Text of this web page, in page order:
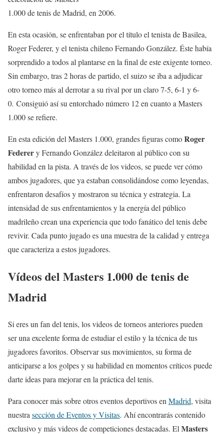
1.000 de tenis de Madrid, en 2006.
En esta ocasión, se enfrentaban por el título el tenista de Basilea,
Roger Federer, y el tenista chileno Fernando González. Éste había
sorprendido a todos al plantarse en la final de este exigente torneo.
Sin embargo, tras 2 horas de partido, el suizo se iba a adjudicar
otro torneo más al derrotar a su rival por un claro 7-5, 6-1 y 6-
0. Consiguió así su entorchado número 12 en cuanto a Masters
1.000 se refiere.
En esta edición del Masters 1.000, grandes figuras comoRoger
Federery Fernando González deleitaron al público con su
habilidad en la pista. A través de los videos, se puede ver cómo
ambos jugadores, que ya estaban consolidándose como leyendas,
enfrentaron desafíos y mostraron su técnica y estrategia. La
intensidad de sus enfrentamientos y la energía del público
madrileño crean una experiencia que todo fanático del tenis debe
revivir. Cada punto jugado es una muestra de la calidad y entrega
que caracteriza a estos jugadores.
Vídeos del Masters 1.000 de tenis de
Madrid
Si eres un fan del tenis, los videos de torneos anteriores pueden
ser una excelente forma de estudiar el estilo y la técnica de tus
jugadores favoritos. Observar sus movimientos, su forma de
anticiparse a los golpes y su habilidad en momentos críticos puede
darte ideas para mejorar en la práctica del tenis.
Para conocer más sobre otros eventos deportivos en Madrid, visita
nuestra sección de Eventos y Visitas. Ahí encontrarás contenido
exclusivo y más videos de competiciones destacadas. El Masters